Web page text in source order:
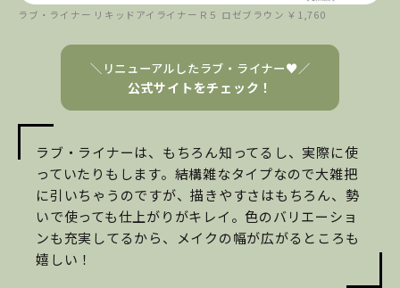
ラブ・ライナー リキッドアイライナーＲ５ ロゼブラウン ￥1,760
＼リニューアルしたラブ・ライナー♥／
公式サイトをチェック！
ラブ・ライナーは、もちろん知ってるし、実際に使
っていたりもします。結構雑なタイプなので大雑把
に引いちゃうのですが、描きやすさはもちろん、勢
いで使っても仕上がりがキレイ。色のバリエーショ
ンも充実してるから、メイクの幅が広がるところも
嬉しい！